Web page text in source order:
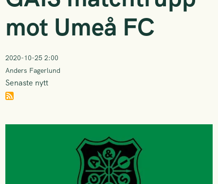
mot Umeå FC
2020-10-25 2:00
Anders Fagerlund
Senaste nytt